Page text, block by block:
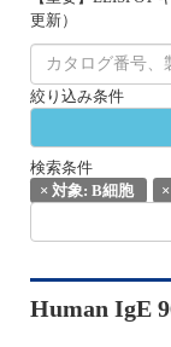
更新）
絞り込み条件
検索条件
× 対象: B細胞 ×
Human IgE